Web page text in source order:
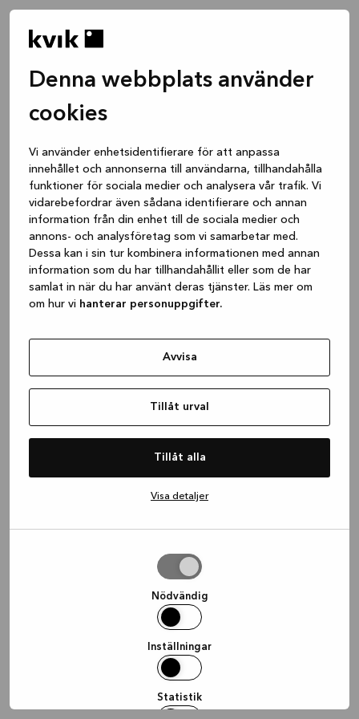
Denna webbplats använder
cookies
Vi använder enhetsidentifierare för att anpassa
innehållet och annonserna till användarna, tillhandahålla
funktioner för sociala medier och analysera vår trafik. Vi
vidarebefordrar även sådana identifierare och annan
information från din enhet till de sociala medier och
annons- och analysföretag som vi samarbetar med.
Dessa kan i sin tur kombinera informationen med annan
information som du har tillhandahållit eller som de har
samlat in när du har använt deras tjänster. Läs mer om
om hur vi hanterar personuppgifter.
Avvisa
Tillåt urval
Tillåt alla
Visa detaljer
Nödvändig
Inställningar
Statistik
(see the browser console for more
information).